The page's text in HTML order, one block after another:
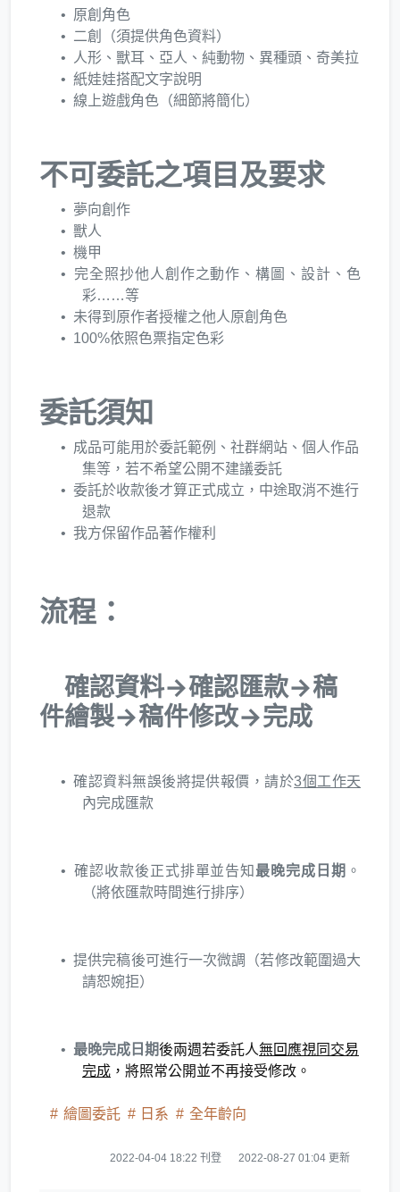
原創角色
二創（須提供角色資料）
人形、獸耳、亞人、純動物、異種頭、奇美拉
紙娃娃搭配文字說明​
線上遊戲角色（細節將簡化）
不可委託之項目及要求
夢向創作
獸人
機甲
完全照抄他人創作之動作、構圖、設計、色
彩……等
未得到原作者授權之他人原創角色
100%依照色票指定色彩
委託須知
成品可能用於委託範例、社群網站、個人作品
集等，若不希望公開不建議委託
委託於收款後才算正式成立，中途取消不進行
退款
我方保留作品著作權利
流程：
確認資料→確認匯款→稿
件繪製→稿件修改→完成
確認資料無誤後將提供報價，請於3個工作天
內完成匯款
確認收款後正式排單並告知 最晚完成日期 。
（將依匯款時間進行排序）
提供完稿後可進行一次微調（若修改範圍過大
請恕婉拒）
最晚完成日期後兩週若委託人無回應視同交易
完成 ，將照常公開並不再接受修改。
繪圖委託 日系 全年齡向
2022-04-04 18:22 刊登 2022-08-27 01:04 更新